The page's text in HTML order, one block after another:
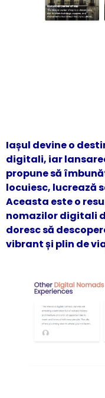
Iașul devine o
digitali, iar
propune să
locuiesc, lucrează
Aceasta este o
nomazilor digitali
doresc să
vibrant și plin de